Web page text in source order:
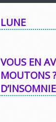
LUNE
VOUS EN
MOUTONS